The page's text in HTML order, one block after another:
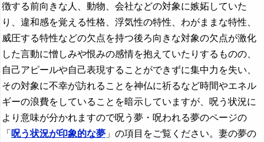
徴する前向きな人、動物、会社などの対象に嫉妬していた
り、違和感を覚える性格、浮気性の特性、わがままな特性、
威圧する特性などの欠点を持つ後ろ向きな対象の欠点が激化
した言動に憎しみや恨みの感情を抱えていたりするものの、
自己アピールや自己表現することができずに集中力を失い、
その対象に不幸が訪れることを神仏に祈るなど時間やエネル
ギーの浪費をしていることを暗示していますが、呪う状況に
より意味が分かれますので呪う夢・呪われる夢のページの
「 呪う状況が印象的な夢 」の項目をご覧ください。妻の夢の